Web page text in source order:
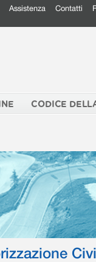
Assistenza Contatti
CODICE